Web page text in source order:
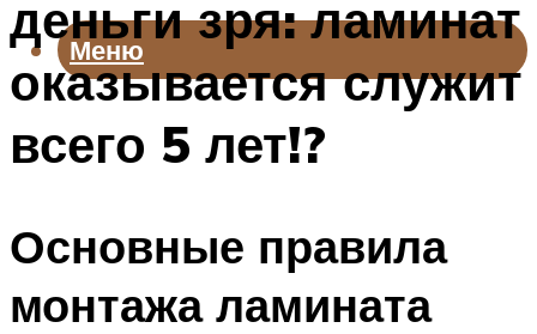
Меню
деньги зря: ламинат
оказывается служит
всего 5 лет!?
Основные правила
монтажа ламината